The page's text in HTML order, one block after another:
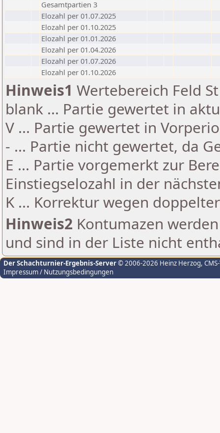
Gesamtpartien 3
Elozahl per 01.07.2025
Elozahl per 01.10.2025
Elozahl per 01.01.2026
Elozahl per 01.04.2026
Elozahl per 01.07.2026
Elozahl per 01.10.2026
Hinweis1 Wertebereich Feld
blank ... Partie gewertet in
V ... Partie gewertet in
- ... Partie nicht gewertet, da
E ... Partie vorgemerkt zur
Einstiegselozahl in der
K ... Korrektur wegen
Hinweis2 Kontumazen
und sind in der Liste nicht
Der Schachturnier-Ergebnis-Server© 2006-2026 Heinz Herzog,
Impressum / Nutzungsbedingungen